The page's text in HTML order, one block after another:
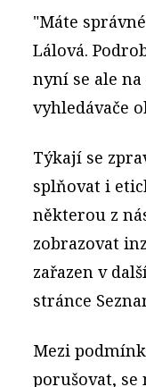
"Máte
Lálová.
nyní se ale
vyhledávače
Týkají se
splňovat i
některou z
zobrazovat
zařazen v
stránce
Mezi
porušovat, se